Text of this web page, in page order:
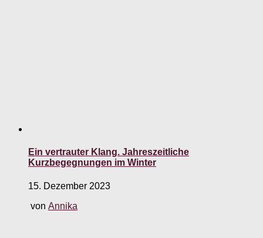
Ein vertrauter Klang. Jahreszeitliche
Kurzbegegnungen im Winter
15. Dezember 2023
von Annika